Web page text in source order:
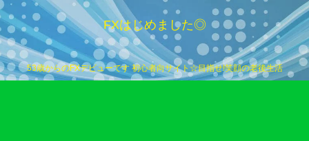
FXはじめました◎
53歳からのFXデビューです 初心者向サイト☆目指せ!笑顔の老後生活